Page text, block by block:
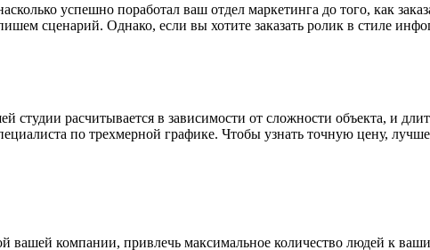
успешно поработал ваш отдел маркетинга до того, как
сценарий. Однако, если вы хотите заказать ролик в стиле
студии раcчитывается в зависимости от сложности объекта, и
по трехмерной графике. Чтобы узнать точную цену,
вашей компании, привлечь максимальное количество людей к